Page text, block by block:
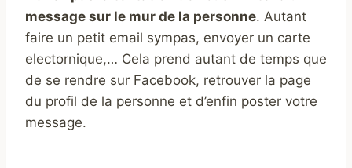
message sur le mur de la personne. Autant
faire un petit email sympas, envoyer un carte
electornique,… Cela prend autant de temps que
de se rendre sur Facebook, retrouver la page
du profil de la personne et d’enfin poster votre
message.